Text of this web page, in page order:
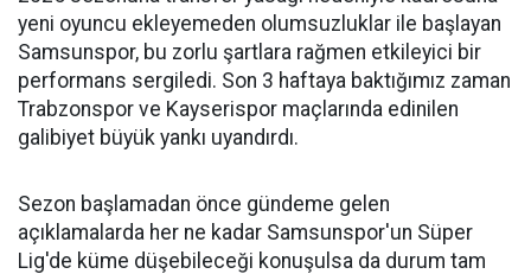
yeni oyuncu ekleyemeden olumsuzluklar ile başlayan
Samsunspor, bu zorlu şartlara rağmen etkileyici bir
performans sergiledi. Son 3 haftaya baktığımız zaman
Trabzonspor ve Kayserispor maçlarında edinilen
galibiyet büyük yankı uyandırdı.
Sezon başlamadan önce gündeme gelen
açıklamalarda her ne kadar Samsunspor'un Süper
Lig'de küme düşebileceği konuşulsa da durum tam